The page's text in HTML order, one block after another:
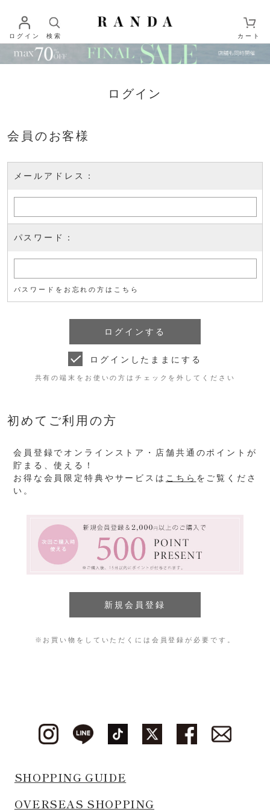
ログイン 検索 カート
ログイン
会員のお客様
メールアドレス：
パスワード：
パスワードをお忘れの方はこちら
ログインしたままにする
共有の端末をお使いの方はチェックを外してください
初めてご利用の方
会員登録でオンラインストア・店舗共通のポイントが
貯まる、使える！
お得な会員限定特典やサービスは こちら をご覧くださ
い。
※お買い物をしていただくには会員登録が必要です。
SHOPPING GUIDE
OVERSEAS SHOPPING